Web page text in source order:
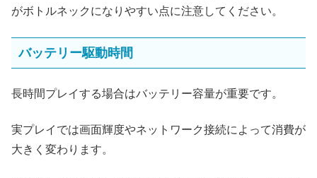
がボトルネックになりやすい点に注意してください。
バッテリー駆動時間
長時間プレイする場合はバッテリー容量が重要です。
実プレイでは画面輝度やネットワーク接続によって消費が
大きく変わります。